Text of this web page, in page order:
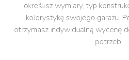
określisz wymiary, typ
kolorystykę swojego garażu.
otrzymasz indywidualną wycenę
potrzeb.